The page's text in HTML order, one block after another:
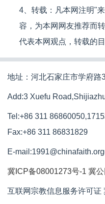
4、转载：凡本网注明"
容，为本网网友推荐而
代表本网观点，转载的
地址：河北石家庄市学府路
Add:3 Xuefu
Tel:+86 311
Fax:+86 311 86831829
E-
冀ICP备08001273号-1 冀
互联网宗教信息服务许可证